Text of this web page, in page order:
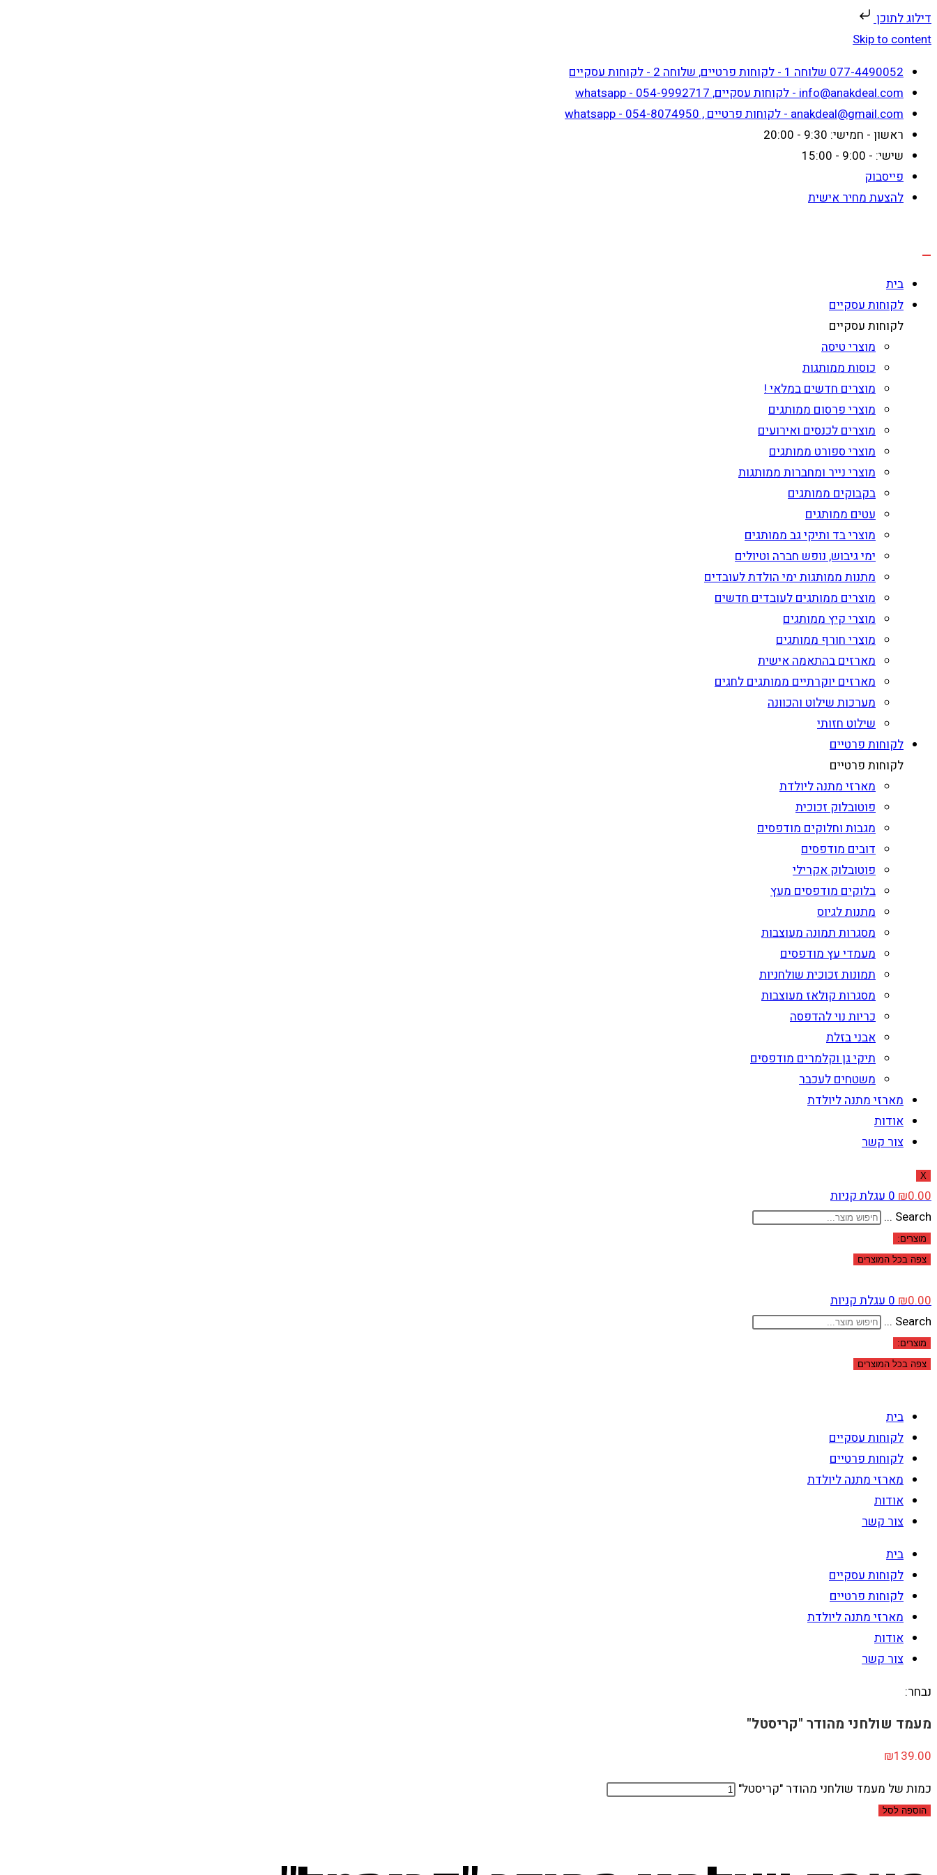
דילוג לתוכן
Skip to content
077-4490052 שלוחה 1 - לקוחות פרטיים, שלוחה 2 - לקוחות עסקיים
info@anakdeal.com - לקוחות עסקיים, whatsapp - 054-9992717
anakdeal@gmail.com - לקוחות פרטיים , whatsapp - 054-8074950
ראשון - חמישי: 9:30 - 20:00
שישי: - 9:00 - 15:00
פייסבוק
להצעת מחיר אישית
בית
לקוחות עסקיים
לקוחות עסקיים
מוצרי טיסה
כוסות ממותגות
מוצרים חדשים במלאי !
מוצרי פרסום ממותגים
מוצרים לכנסים ואירועים
מוצרי ספורט ממותגים
מוצרי נייר ומחברות ממותגות
בקבוקים ממותגים
עטים ממותגים
מוצרי בד ותיקי גב ממותגים
ימי גיבוש, נופש חברה וטיולים
מתנות ממותגות ימי הולדת לעובדים
מוצרים ממותגים לעובדים חדשים
מוצרי קיץ ממותגים
מוצרי חורף ממותגים
מארזים בהתאמה אישית
מארזים יוקרתיים ממותגים לחגים
מערכות שילוט והכוונה
שילוט חזותי
לקוחות פרטיים
לקוחות פרטיים
מארזי מתנה ליולדת
פוטובלוק זכוכית
מגבות וחלוקים מודפסים
דובים מודפסים
פוטובלוק אקרילי
בלוקים מודפסים מעץ
מתנות לגיוס
מסגרות תמונה מעוצבות
מעמדי עץ מודפסים
תמונות זכוכית שולחניות
מסגרות קולאז מעוצבות
כריות נוי להדפסה
אבני בזלת
תיקי גן וקלמרים מודפסים
משטחים לעכבר
מארזי מתנה ליולדת
אודות
צור קשר
X
₪0.00
0עגלת קניות
Search ...
מוצרים:
צפה בכל המוצרים
₪0.00
0עגלת קניות
Search ...
מוצרים:
צפה בכל המוצרים
בית
לקוחות עסקיים
לקוחות פרטיים
מארזי מתנה ליולדת
אודות
צור קשר
בית
לקוחות עסקיים
לקוחות פרטיים
מארזי מתנה ליולדת
אודות
צור קשר
נבחר:
מעמד שולחני מהודר "קריסטל"
₪139.00
כמות של מעמד שולחני מהודר "קריסטל"
הוספה לסל